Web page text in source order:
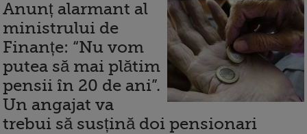
Anunț alarmant al
ministrului de
Finanțe: “Nu vom
putea să mai plătim
pensii în 20 de ani”.
Un angajat va
trebui să susțină doi pensionari